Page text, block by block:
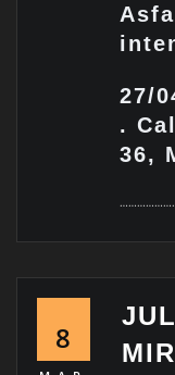
27/
.
36,
8